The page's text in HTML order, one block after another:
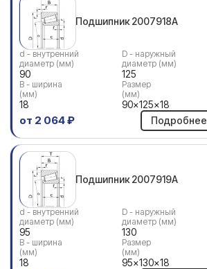
Подшипник 2007918А
d - внутренний
диаметр (мм)
90
D - наружный
диаметр (мм)
125
В - ширина
(мм)
18
Размер
(мм)
90x125x18
от 2 064 ₽ Подробнее
Подшипник 2007919А
d - внутренний
диаметр (мм)
95
D - наружный
диаметр (мм)
130
В - ширина
(мм)
18
Размер
(мм)
95x130x18